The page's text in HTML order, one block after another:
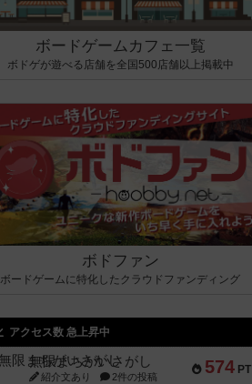
ボードゲームカフェ一覧
ボドゲが遊べる店舗を全国500店舗以上掲載中
ボドファン
ボードゲームに特化したクラウドファンディング
アクセス数 急上昇中
574 PT
無限まちがいさがし
紹介文あり 2件の投稿